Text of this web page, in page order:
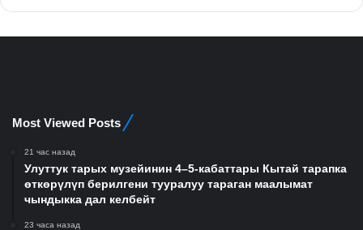
Most Viewed Posts
21 час назад
Улуттук тарых музейинин 4–5-кабаттары Кытай тарапка
өткөрүлүп берилгени тууралуу тараган маалымат
чындыкка дал келбейт
23 часа назад